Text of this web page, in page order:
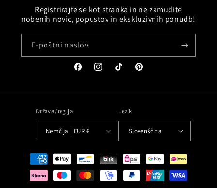
Registrirajte se kot stranka in ne zamudite
nobenih novic, popustov in ekskluzivnih ponudb!
E-poštni naslov
FacebookInstagramTikTok Pinterest
Država/regija
Nemčija | EUR €
Jezik
Slovenščina
Načini
plačila